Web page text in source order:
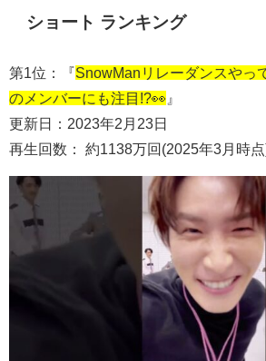
ショート ランキング
第1位：『SnowManリレーダンスやっ
のメンバーにも注目!?👀 』
更新日：2023年2月23日
再生回数： 約1138万回(2025年3月時